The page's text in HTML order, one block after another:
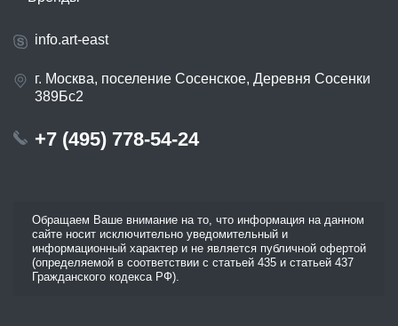
info.art-east
г. Москва, поселение Сосенское, Деревня Сосенки
389Бс2
+7 (495) 778-54-24
Обращаем Ваше внимание на то, что информация на данном
сайте носит исключительно уведомительный и
информационный характер и не является публичной офертой
(определяемой в соответствии с статьей 435 и статьей 437
Гражданского кодекса РФ).